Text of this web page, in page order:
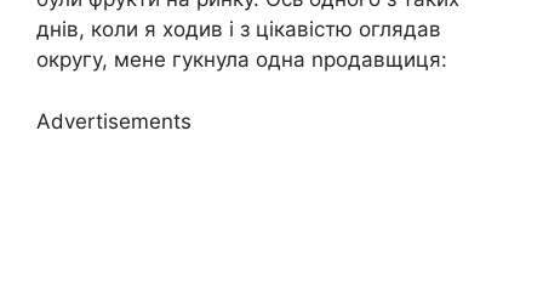
днів, коли я ходив і з цікавістю оглядав
округу, мене гукнула одна nродавщиця:
Advertisements